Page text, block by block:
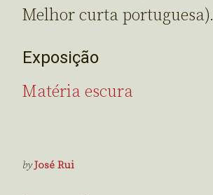
Melhor curta portuguesa).
Exposição
Matéria escura
byJosé Rui